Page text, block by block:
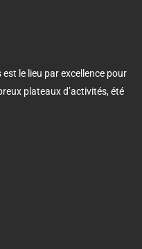
le lieu par excellence pour
plateaux d’activités, été